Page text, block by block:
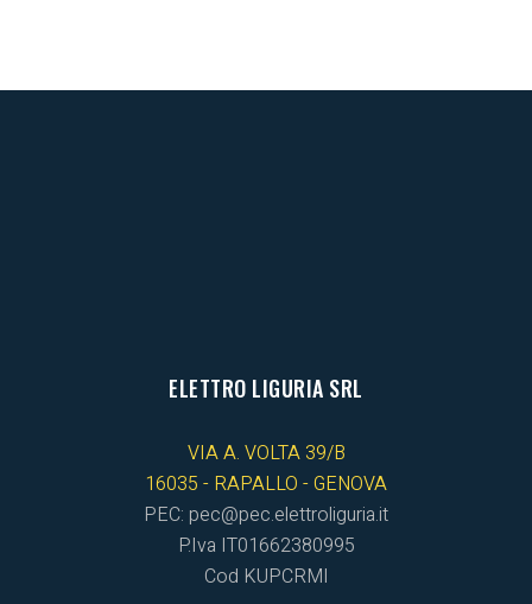
ELETTRO LIGURIA SRL
VIA A. VOLTA 39/B
16035 - RAPALLO - GENOVA
PEC: pec@pec.elettroliguria.it
P.Iva IT01662380995
Cod KUPCRMI